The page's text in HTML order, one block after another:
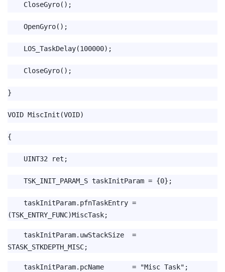
CloseGyro();
OpenGyro();
LOS_TaskDelay(100000);
CloseGyro();
}
VOID MiscInit(VOID)
{
UINT32 ret;
TSK_INIT_PARAM_S taskInitParam = {0};
taskInitParam.pfnTaskEntry =
(TSK_ENTRY_FUNC)MiscTask;
taskInitParam.uwStackSize =
STASK_STKDEPTH_MISC;
taskInitParam.pcName = "Misc Task";